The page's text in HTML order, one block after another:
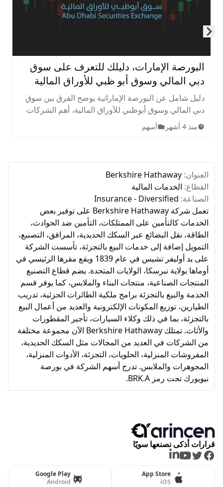
البورصة الإمارات، دليلك للتعرف على سوق
دبي المالي وسوق أبو ظبي للأوراق المالية
دليل شامل عن البورصة الإماراتية يوضح الفرق بين سوق
دبي المالي وسوق أبوظبي للأوراق المالية، أهم الشركات
المدرجة، الأصول المتاحة، ساعات التداول، وخطوات
الاستثمار للمبتدئين.
منذ 4 أشهر أسهم
العنوان: Berkshire Hathaway
القطاع: الخدمات المالية
الصناعة: Insurance - Diversified
تعمل شركة Berkshire Hathaway على توفير بعض
الخدمات كالتأمين على الممتلكات، التأمين ضد الحوادث،
الطاقة، نقل البضائع عبر السكك الحديدية، المرافق، التصنيع،
التمويل إضافة إلى خدمات البيع بالتجزئة، تأسست الشركة
على يد أوليفر تشيس في عام 1839 ويقع مقرها الرئيسي في
أوماها بولاية نبرسكا، الولايات المتحدة. يضم قطاع التصنيع
المنتجات الصناعية، منتجات البناء والملابس، كما يوفر قسم
الخدمة والبيع بالتجزئة برامج ملكية الطائرات الجزئية، تدريب
الطيارين، توزيع المكونات الإلكترونية والعديد من أعمال البيع
بالتجزئة، بما في ذلك وكلاء السيارات، تأجير المقطورات
والأثاث. تمتلك Berkshire Hathaway الآن مجموعة مختلفة
من الشركات في العديد من المجالات مثل السكك الحديدية،
المفروشات المنزلية، الحلويات، التجزئة، الأدوات المنزلية،
المجوهرات والملابس. تدرج أسهم الشركة في بورصة
نيويورك تحت رمز BRK.A.
قرارات أذكى نصنعها سويًا
Facebook
Twitter
Youtube
LinkedIn
App Store
iOS
Google Play
Android